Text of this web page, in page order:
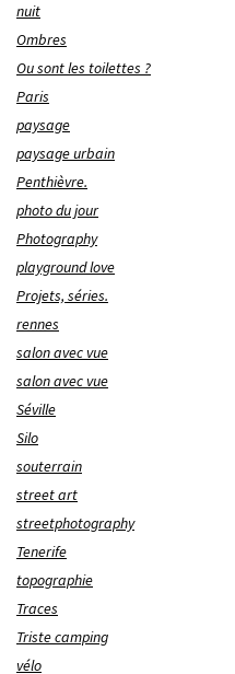
nuit
Ombres
Ou sont les toilettes ?
Paris
paysage
paysage urbain
Penthièvre.
photo du jour
Photography
playground love
Projets, séries.
rennes
salon avec vue
salon avec vue
Séville
Silo
souterrain
street art
streetphotography
Tenerife
topographie
Traces
Triste camping
vélo